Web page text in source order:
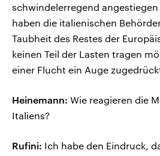
schwindelerregend
haben die italienischen
Taubheit des Restes der
keinen Teil der Lasten tragen
einer Flucht ein Auge
Heinemann: Wie reagieren die
Italiens?
Rufini: Ich habe den Eindruck,